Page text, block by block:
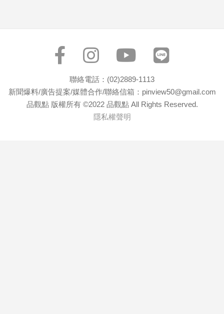
聯絡電話：(02)2889-1113
新聞爆料/廣告提案/媒體合作/聯絡信箱：pinview50@gmail.com
品觀點 版權所有 ©2022 品觀點 All Rights Reserved.
隱私權聲明